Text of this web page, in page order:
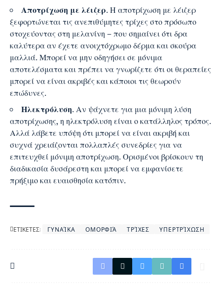
Αποτρίχωση με λέιζερ. Η αποτρίχωση με λέιζερ
ξεφορτώνεται τις ανεπιθύμητες τρίχες στο πρόσωπο
στοχεύοντας στη μελανίνη – που σημαίνει ότι δρα
καλύτερα αν έχετε ανοιχτόχρωμο δέρμα και σκούρα
μαλλιά. Μπορεί να μην οδηγήσει σε μόνιμα
αποτελέσματα και πρέπει να γνωρίζετε ότι οι θεραπείες
μπορεί να είναι ακριβές και κάποιοι τις θεωρούν
επώδυνες.
Ηλεκτρόλυση. Αν ψάχνετε για μια μόνιμη λύση
αποτρίχωσης, η ηλεκτρόλυση είναι ο κατάλληλος τρόπος.
Αλλά λάβετε υπόψη ότι μπορεί να είναι ακριβή και
συχνά χρειάζονται πολλαπλές συνεδρίες για να
επιτευχθεί μόνιμη αποτρίχωση. Ορισμένοι βρίσκουν τη
διαδικασία δυσάρεστη και μπορεί να εμφανίσετε
πρήξιμο και ευαισθησία κατόπιν.
ΕΤΙΚΕΤΕΣ: ΓΥΝΑΊΚΑ ΟΜΟΡΦΙΆ ΤΡΊΧΕΣ ΥΠΕΡΤΡΊΧΩΣΗ